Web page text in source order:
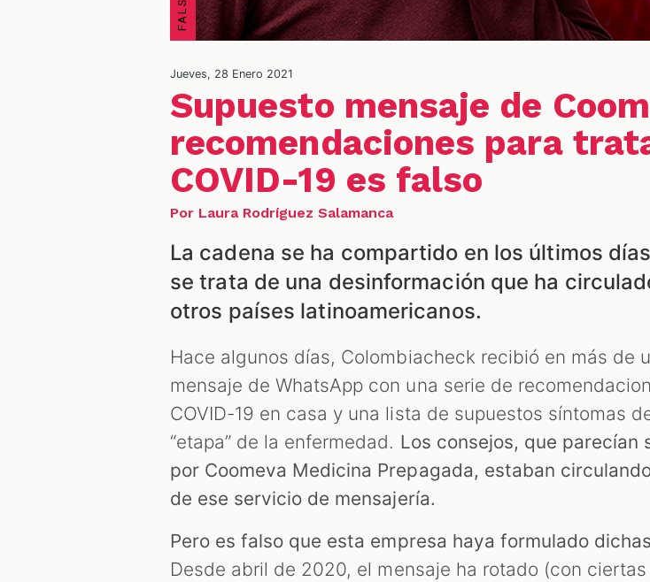
Jueves, 28 Enero 2021
Supuesto mensaje de
recomendaciones para
COVID-19 es falso
Por Laura Rodríguez Salamanca
La cadena se ha compartido en los últimos
se trata de una desinformación que ha
otros países latinoamericanos.
Hace algunos días, Colombiacheck recibió en más de
mensaje de WhatsApp con una serie de
COVID-19 en casa y una lista de supuestos síntomas
“etapa” de la enfermedad. Los consejos, que parecían
por Coomeva Medicina Prepagada, estaban
de ese servicio de mensajería.
Pero es falso que esta empresa haya formulado
Desde abril de 2020, el mensaje ha rotado (con